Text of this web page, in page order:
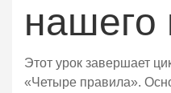
нашего
Этот урок завершает
«Четыре правила».